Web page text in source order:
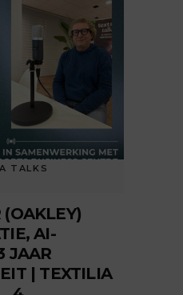
TALKS
AI-
JAAR
| TEXTILIA